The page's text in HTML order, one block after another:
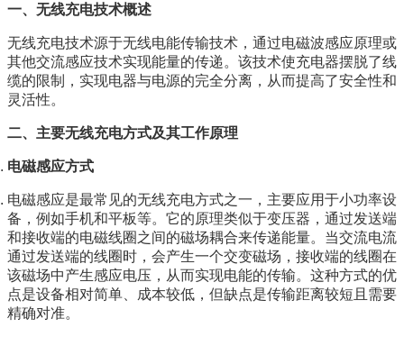
一、无线充电技术概述
无线充电技术源于无线电能传输技术，通过电磁波感应原理或
其他交流感应技术实现能量的传递。该技术使充电器摆脱了线
缆的限制，实现电器与电源的完全分离，从而提高了安全性和
灵活性。
二、主要无线充电方式及其工作原理
电磁感应方式
电磁感应是最常见的无线充电方式之一，主要应用于小功率设
备，例如手机和平板等。它的原理类似于变压器，通过发送端
和接收端的电磁线圈之间的磁场耦合来传递能量。当交流电流
通过发送端的线圈时，会产生一个交变磁场，接收端的线圈在
该磁场中产生感应电压，从而实现电能的传输。这种方式的优
点是设备相对简单、成本较低，但缺点是传输距离较短且需要
精确对准。